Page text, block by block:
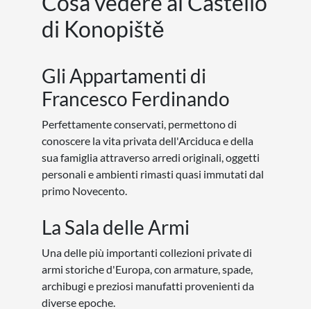
di Konopiště
Gli Appartamenti di
Francesco Ferdinando
Perfettamente conservati, permettono di
conoscere la vita privata dell'Arciduca e della
sua famiglia attraverso arredi originali, oggetti
personali e ambienti rimasti quasi immutati dal
primo Novecento.
La Sala delle Armi
Una delle più importanti collezioni private di
armi storiche d'Europa, con armature, spade,
archibugi e preziosi manufatti provenienti da
diverse epoche.